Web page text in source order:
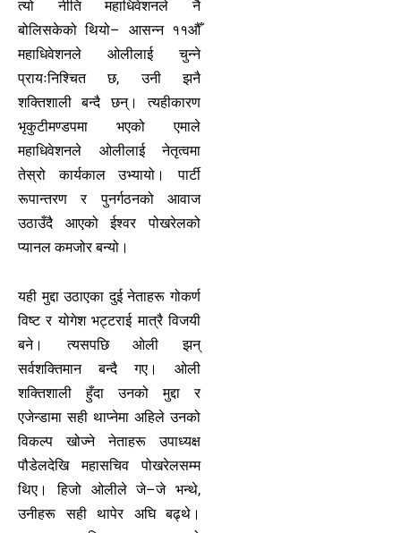
त्यो नीति महाधिवेशनले नै
बोलिसकेको थियो– आसन्न ११औँ
महाधिवेशनले ओलीलाई चुन्ने
प्रायःनिश्चित छ, उनी झनै
शक्तिशाली बन्दै छन्। त्यहीकारण
भृकुटीमण्डपमा भएको एमाले
महाधिवेशनले ओलीलाई नेतृत्वमा
तेस्रो कार्यकाल उभ्यायो। पार्टी
रूपान्तरण र पुनर्गठनको आवाज
उठाउँदै आएको ईश्वर पोखरेलको
प्यानल कमजोर बन्यो।
यही मुद्दा उठाएका दुई नेताहरू गोकर्ण
विष्ट र योगेश भट्टराई मात्रै विजयी
बने। त्यसपछि ओली झन्
सर्वशक्तिमान बन्दै गए। ओली
शक्तिशाली हुँदा उनको मुद्दा र
एजेन्डामा सही थाप्नेमा अहिले उनको
विकल्प खोज्ने नेताहरू उपाध्यक्ष
पौडेलदेखि महासचिव पोखरेलसम्म
थिए। हिजो ओलीले जे–जे भन्थे,
उनीहरू सही थापेर अघि बढ्थे।